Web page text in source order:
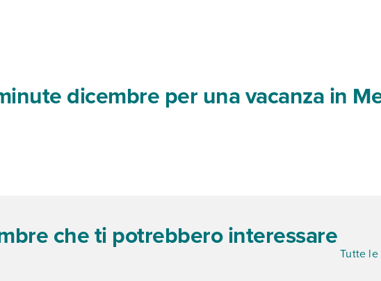
dicembre per una vacanza in
che ti potrebbero interessare
Tutte